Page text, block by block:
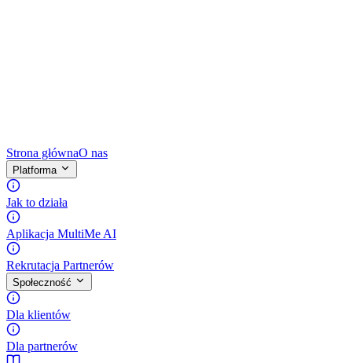
Strona głównaO nas
Platforma
Jak to działa
Aplikacja MultiMe AI
Rekrutacja Partnerów
Społeczność
Dla klientów
Dla partnerów